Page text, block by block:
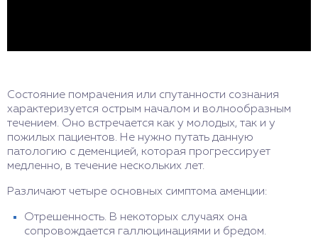
Состояние помрачения или спутанности сознания
характеризуется острым началом и волнообразным
течением. Оно встречается как у молодых, так и у
пожилых пациентов. Не нужно путать данную
патологию с деменцией, которая прогрессирует
медленно, в течение нескольких лет.
Различают четыре основных симптома аменции:
Отрешенность. В некоторых случаях она
сопровождается галлюцинациями и бредом.